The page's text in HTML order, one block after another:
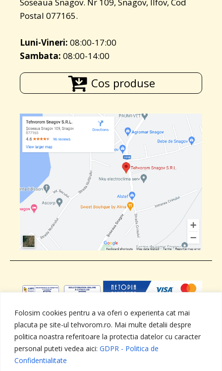
Folosim cookies pentru a va oferi o experienta cat mai
placuta pe site-ul tehvorom.ro. Mai multe detalii despre
politica noastra referitoare la protectia datelor cu caracter
personal puteti vedea aici: GDPR - Politica de
Confidentialitate
Soseaua Snagov. Nr 109, Snagov, Ilfov, Cod
Postal 077165.
Luni-Vineri: 08:00-17:00
Sambata: 08:00-14:00
Cos produse
ANPC SOL
GDPR - Politica de
Confidentialitate
Termeni si
conditii
Toate drepturile rezervate - TEHVOROM SNAGOV SRL ,